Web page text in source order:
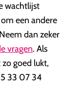
wachtlijst
een andere
dan zeker
vragen. Als
goed lukt,
33 07 34